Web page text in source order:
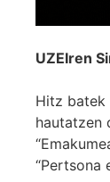
UZEIren
Hitz batek
hautatzen
“Pertsona